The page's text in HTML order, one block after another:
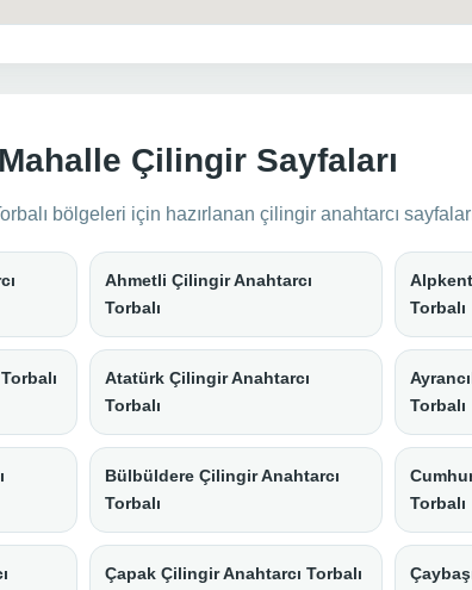
Çilingir Sayfaları
bölgeleri için hazırlanan çilingir anahtarcı
Ahmetli Çilingir Anahtarcı
Torbalı
Torbalı
Atatürk Çilingir Anahtarcı
Torbalı
Torbalı
Bülbüldere Çilingir Anahtarcı
Torbalı
Torbalı
Çapak Çilingir Anahtarcı Torbalı